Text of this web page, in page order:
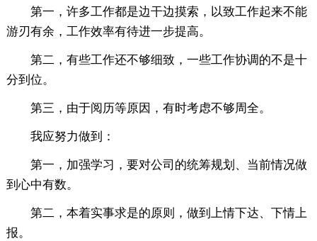
第一，许多工作都是边干边摸索，以致工作起来不能
游刃有余，工作效率有待进一步提高。
第二，有些工作还不够细致，一些工作协调的不是十
分到位。
第三，由于阅历等原因，有时考虑不够周全。
我应努力做到：
第一，加强学习，要对公司的统筹规划、当前情况做
到心中有数。
第二，本着实事求是的原则，做到上情下达、下情上
报。